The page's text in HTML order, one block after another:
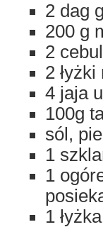
2 dag
200 g
2
2 łyżki
4 jaja
100g
sól,
1
1
1